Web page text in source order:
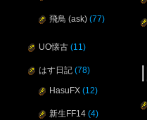
飛鳥 (ask) (77)
UO懐古 (11)
はす日記 (78)
HasuFX (12)
新生FF14 (4)